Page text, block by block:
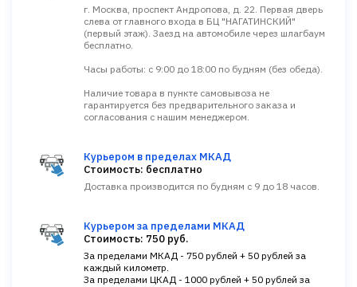
г. Москва, проспект Андропова, д. 22. Первая дверь
слева от главного входа в БЦ "НАГАТИНСКИЙ"
(первый этаж). Заезд на автомобиле через шлагбаум
бесплатно.
Часы работы: с 9:00 до 18:00 по будням (без обеда).
Наличие товара в пункте самовывоза не
гарантируется без предварительного заказа и
согласования с нашим менеджером.
Курьером в пределах МКАД
Стоимость: бесплатно
Доставка производится по будням с 9 до 18 часов.
Курьером за пределами МКАД
Стоимость: 750 руб.
За пределами МКАД - 750 рублей + 50 рублей за
каждый километр.
За пределами ЦКАД - 1000 рублей + 50 рублей за